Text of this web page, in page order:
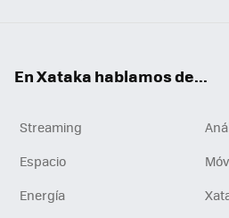
En Xataka hablamos de...
Streaming
Espacio
Energía